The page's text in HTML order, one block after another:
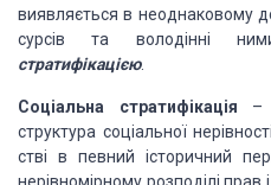
виявляється в неоднаковому
сурсів та володінні
стратифікацією.
Соціальна стратифікація –
структура соціальної
стві в певний історичний